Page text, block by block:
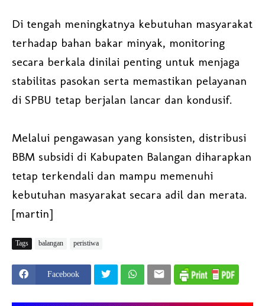
Di tengah meningkatnya kebutuhan masyarakat
terhadap bahan bakar minyak, monitoring
secara berkala dinilai penting untuk menjaga
stabilitas pasokan serta memastikan pelayanan
di SPBU tetap berjalan lancar dan kondusif.
Melalui pengawasan yang konsisten, distribusi
BBM subsidi di Kabupaten Balangan diharapkan
tetap terkendali dan mampu memenuhi
kebutuhan masyarakat secara adil dan merata.
[martin]
Tags balangan peristiwa
Facebook